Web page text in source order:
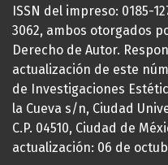
ISSN del impreso: 0185-
3062, ambos otorgados
Derecho de Autor.
actualización de este
de Investigaciones
la Cueva s/n, Ciudad
C.P. 04510, Ciudad de
actualización: 06 de